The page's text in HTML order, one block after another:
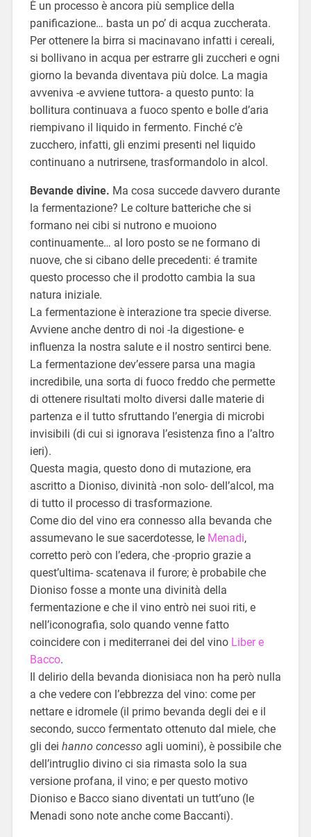
È un processo è ancora più semplice della
panificazione… basta un po’ di acqua zuccherata.
Per ottenere la birra si macinavano infatti i cereali,
si bollivano in acqua per estrarre gli zuccheri e ogni
giorno la bevanda diventava più dolce. La magia
avveniva -e avviene tuttora- a questo punto: la
bollitura continuava a fuoco spento e bolle d’aria
riempivano il liquido in fermento. Finché c’è
zucchero, infatti, gli enzimi presenti nel liquido
continuano a nutrirsene, trasformandolo in alcol.
Bevande divine. Ma cosa succede davvero durante
la fermentazione? Le colture batteriche che si
formano nei cibi si nutrono e muoiono
continuamente… al loro posto se ne formano di
nuove, che si cibano delle precedenti: é tramite
questo processo che il prodotto cambia la sua
natura iniziale.
La fermentazione è interazione tra specie diverse.
Avviene anche dentro di noi -la digestione- e
influenza la nostra salute e il nostro sentirci bene.
La fermentazione dev’essere parsa una magia
incredibile, una sorta di fuoco freddo che permette
di ottenere risultati molto diversi dalle materie di
partenza e il tutto sfruttando l’energia di microbi
invisibili (di cui si ignorava l’esistenza fino a l’altro
ieri).
Questa magia, questo dono di mutazione, era
ascritto a Dioniso, divinità -non solo- dell’alcol, ma
di tutto il processo di trasformazione.
Come dio del vino era connesso alla bevanda che
assumevano le sue sacerdotesse, le Menadi,
corretto però con l’edera, che -proprio grazie a
quest’ultima- scatenava il furore; è probabile che
Dioniso fosse a monte una divinità della
fermentazione e che il vino entrò nei suoi riti, e
nell’iconografia, solo quando venne fatto
coincidere con i mediterranei dei del vino Liber e
Bacco.
Il delirio della bevanda dionisiaca non ha però nulla
a che vedere con l’ebbrezza del vino: come per
nettare e idromele (il primo bevanda degli dei e il
secondo, succo fermentato ottenuto dal miele, che
gli dei hanno concesso agli uomini), è possibile che
dell’intruglio divino ci sia rimasta solo la sua
versione profana, il vino; e per questo motivo
Dioniso e Bacco siano diventati un tutt’uno (le
Menadi sono note anche come Baccanti).